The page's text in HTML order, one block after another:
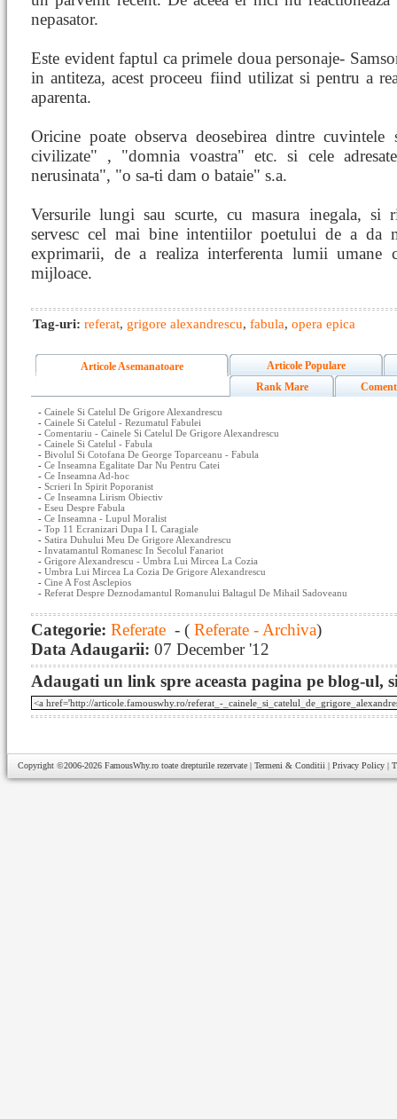
nepasator.
Este evident faptul ca primele doua personaje-
in antiteza, acest proceeu fiind utilizat si pentru a
aparenta.
Oricine poate observa deosebirea dintre
civilizate" , "domnia voastra" etc. si cele
nerusinata", "o sa-ti dam o bataie" s.a.
Versurile lungi sau scurte, cu masura inegala, si
servesc cel mai bine intentiilor poetului de a da
exprimarii, de a realiza interferenta lumii umane
mijloace.
Tag-uri: referat, grigore alexandrescu, fabula, opera epica
Articole Asemanatoare
Articole Populare
Rank Mare
- Cainele Si Catelul De Grigore Alexandrescu
- Cainele Si Catelul - Rezumatul Fabulei
- Comentariu - Cainele Si Catelul De Grigore Alexandrescu
- Cainele Si Catelul - Fabula
- Bivolul Si Cotofana De George Toparceanu - Fabula
- Ce Inseamna Egalitate Dar Nu Pentru Catei
- Ce Inseamna Ad-hoc
- Scrieri In Spirit Poporanist
- Ce Inseamna Lirism Obiectiv
- Eseu Despre Fabula
- Ce Inseamna - Lupul Moralist
- Top 11 Ecranizari Dupa I L Caragiale
- Satira Duhului Meu De Grigore Alexandrescu
- Invatamantul Romanesc In Secolul Fanariot
- Grigore Alexandrescu - Umbra Lui Mircea La Cozia
- Umbra Lui Mircea La Cozia De Grigore Alexandrescu
- Cine A Fost Asclepios
- Referat Despre Deznodamantul Romanului Baltagul De Mihail Sadoveanu
Categorie: Referate - ( Referate - Archiva)
Data Adaugarii: 07 December '12
Adaugati un link spre aceasta pagina pe blog-ul,
Copyright ©2006-2026 FamousWhy.ro toate drepturile rezervate | Termeni & Conditii | Privacy Policy |